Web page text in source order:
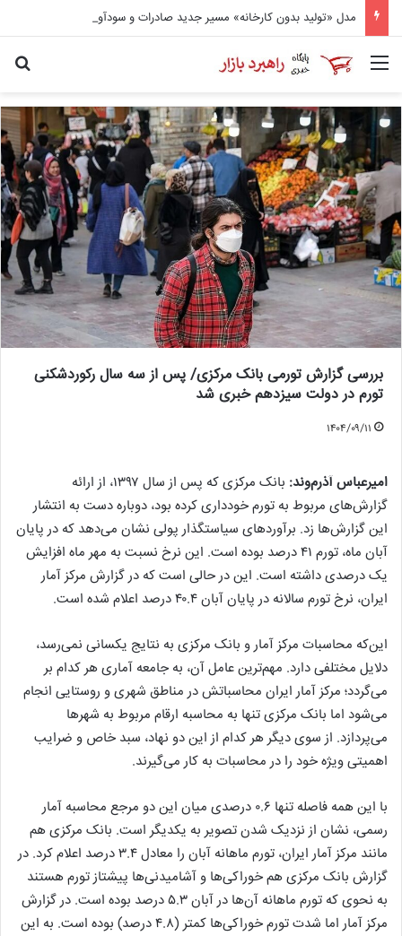
مدل «تولید بدون کارخانه» مسیر جدید صادرات و سودآوری بالا
بررسی گزارش تورمی بانک مرکزی/ پس از سه سال رکوردشکنی
تورم در دولت سیزدهم خبری شد
۱۴۰۴/۰۹/۱۱
امیرعباس آذرم‌وند:
بانک مرکزی که پس از سال ۱۳۹۷، از ارائه
گزارش‌های مربوط به تورم خودداری کرده بود، دوباره دست به انتشار
این گزارش‌ها زد. برآوردهای سیاستگذار پولی نشان می‌دهد که در پایان
آبان ماه، تورم ۴۱ درصد بوده است. این نرخ نسبت به مهر ماه افزایش
یک درصدی داشته است. این در حالی است که در گزارش مرکز آمار
ایران، نرخ تورم سالانه در پایان آبان ۴۰.۴ درصد اعلام شده است.
این‌که محاسبات مرکز آمار و بانک مرکزی به نتایج یکسانی نمی‌رسد،
دلایل مختلفی دارد. مهم‌ترین عامل آن، به جامعه آماری هر کدام بر
می‌گردد؛ مرکز آمار ایران محاسباتش در مناطق شهری و روستایی انجام
می‌شود اما بانک مرکزی تنها به محاسبه ارقام مربوط به شهرها
می‌پردازد. از سوی دیگر هر کدام از این دو نهاد، سبد خاص و ضرایب
اهمیتی ویژه خود را در محاسبات به کار می‌گیرند.
با این همه فاصله تنها ۰.۶ درصدی میان این دو مرجع محاسبه آمار
رسمی، نشان از نزدیک شدن تصویر به یکدیگر است. بانک مرکزی هم
مانند مرکز آمار ایران، تورم ماهانه آبان را معادل ۳.۴ درصد اعلام کرد. در
گزارش بانک مرکزی هم خوراکی‌ها و آشامیدنی‌ها پیشتاز تورم هستند
به نحوی که تورم ماهانه آن‌ها در آبان ۵.۳ درصد بوده است. در گزارش
مرکز آمار اما شدت تورم خوراکی‌ها کمتر (۴.۸ درصد) بوده است. به این